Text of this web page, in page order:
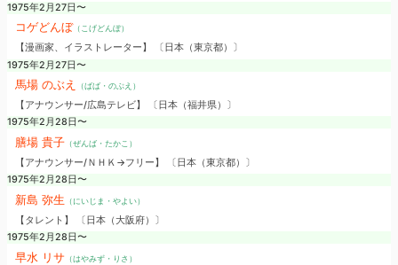
1975年2月27日〜
コゲどんぼ（こげどんぼ）
【漫画家、イラストレーター】 〔日本（東京都）〕
1975年2月27日〜
馬場 のぶえ （ばば・のぶえ）
【アナウンサー/広島テレビ】 〔日本（福井県）〕
1975年2月28日〜
膳場 貴子（ぜんば・たかこ）
【アナウンサー/ＮＨＫ→フリー】 〔日本（東京都）〕
1975年2月28日〜
新島 弥生 （にいじま・やよい）
【タレント】 〔日本（大阪府）〕
1975年2月28日〜
早水 リサ（はやみず・りさ）